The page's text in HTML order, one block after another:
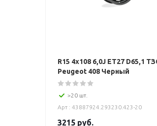
R15 4x108 6,0J ET27 D65,1
Peugeot 408 Черный
>20 шт.
Арт : 43887924.293230.423-20
3215 руб.